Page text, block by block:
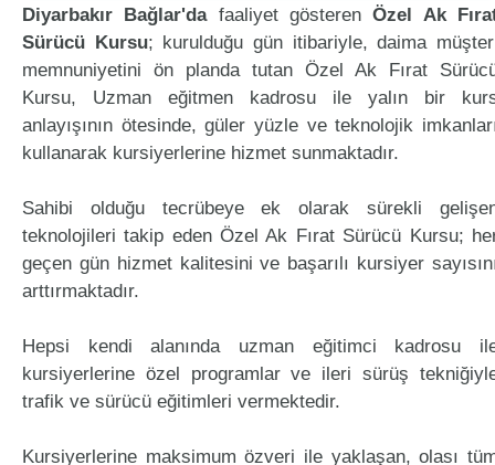
Diyarbakır Bağlar'dafaaliyet gösterenÖzel Ak
Sürücü Kursu; kurulduğu gün itibariyle, daima
memnuniyetini ön planda tutan Özel Ak Fırat
Kursu, Uzman eğitmen kadrosu ile yalın bir
anlayışının ötesinde, güler yüzle ve teknolojik
kullanarak kursiyerlerine hizmet sunmaktadır.
Sahibi olduğu tecrübeye ek olarak sürekli
teknolojileri takip eden Özel Ak Fırat Sürücü Kursu;
geçen gün hizmet kalitesini ve başarılı kursiyer
arttırmaktadır.
Hepsi kendi alanında uzman eğitimci kadrosu
kursiyerlerine özel programlar ve ileri sürüş
trafik ve sürücü eğitimleri vermektedir.
Kursiyerlerine maksimum özveri ile yaklaşan, olası